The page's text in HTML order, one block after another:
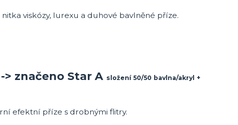
viskózy, lurexu a duhové bavlněné příze.
značeno Star A složení 50/50 bavlna/akryl +
efektní příze s drobnými flitry.